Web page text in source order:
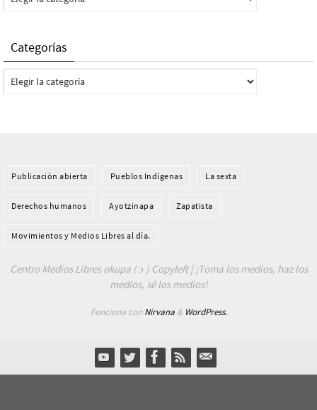
Categorías
Categorías
Publicación abierta Pueblos Indí­genas La sexta
Derechos humanos Ayotzinapa Zapatista
Movimientos y Medios Libres al día.
Centro Medios Libres okupa ( ɔ ) Copyleft | ¡Toma los medios, haz los
medios, sé los medios!
Funciona con Nirvana& WordPress.